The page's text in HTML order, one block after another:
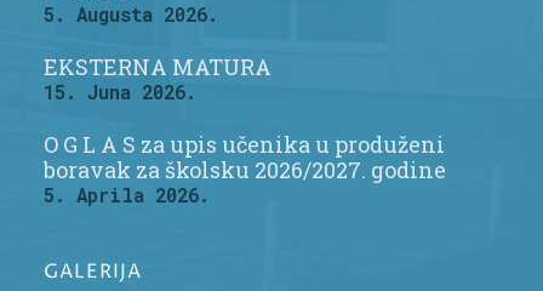
5. Augusta 2026.
EKSTERNA MATURA
15. Juna 2026.
O G L A S za upis učenika u produženi
boravak za školsku 2026/2027. godine
5. Aprila 2026.
GALERIJA